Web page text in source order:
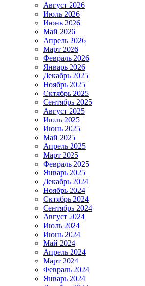
Август 2026
Июль 2026
Июнь 2026
Май 2026
Апрель 2026
Март 2026
Февраль 2026
Январь 2026
Декабрь 2025
Ноябрь 2025
Октябрь 2025
Сентябрь 2025
Август 2025
Июль 2025
Июнь 2025
Май 2025
Апрель 2025
Март 2025
Февраль 2025
Январь 2025
Декабрь 2024
Ноябрь 2024
Октябрь 2024
Сентябрь 2024
Август 2024
Июль 2024
Июнь 2024
Май 2024
Апрель 2024
Март 2024
Февраль 2024
Январь 2024